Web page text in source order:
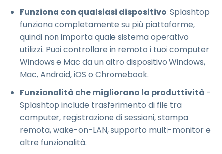
Funziona con qualsiasi dispositivo: Splashtop
funziona completamente su più piattaforme,
quindi non importa quale sistema operativo
utilizzi. Puoi controllare in remoto i tuoi computer
Windows e Mac da un altro dispositivo Windows,
Mac, Android, iOS o Chromebook.
Funzionalità che migliorano la produttività -
Splashtop include trasferimento di file tra
computer, registrazione di sessioni, stampa
remota, wake-on-LAN, supporto multi-monitor e
altre funzionalità.